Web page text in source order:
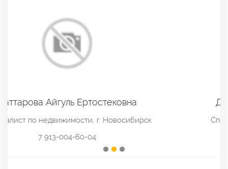
Друзик Валентина Сергеевна
Специалист по недвижимости, г. Юрга
7 923-488-51-29